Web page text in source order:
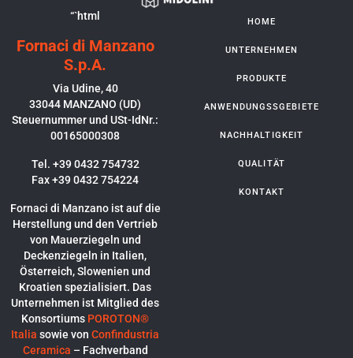
“`html
Fornaci di Manzano
S.p.A.
Via Udine, 40
33044 MANZANO (UD)
Steuernummer und USt-IdNr.:
00165000308
Tel. +39 0432 754732
Fax +39 0432 754224
Fornaci di Manzano ist auf die
Herstellung und den Vertrieb
von Mauerziegeln und
Deckenziegeln in Italien,
Österreich, Slowenien und
Kroatien spezialisiert. Das
Unternehmen ist Mitglied des
Konsortiums POROTON®
Italia sowie von Confindustria
Ceramica – Fachverband
HOME
UNTERNEHMEN
PRODUKTE
ANWENDUNGSSGEBIETE
NACHHALTIGKEIT
QUALITÄT
KONTAKT